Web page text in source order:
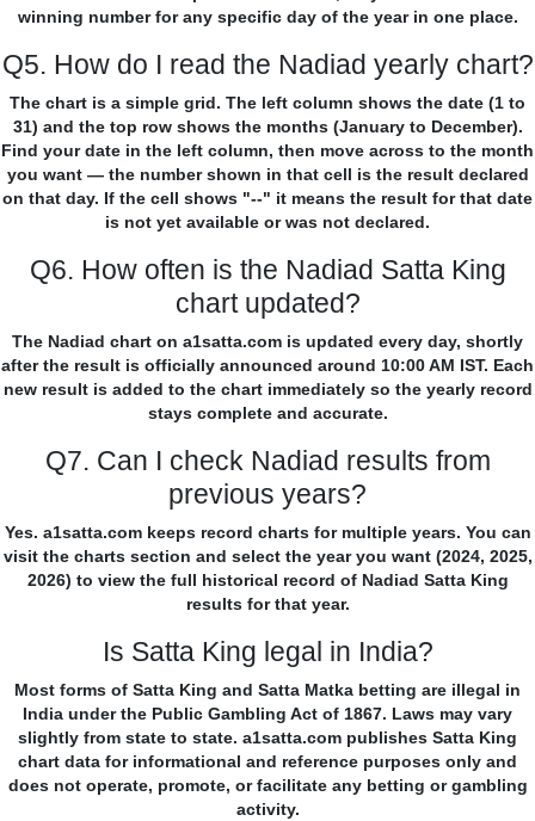
winning number for any specific day of the year in one place.
Q5. How do I read the Nadiad yearly chart?
The chart is a simple grid. The left column shows the date (1 to
31) and the top row shows the months (January to December).
Find your date in the left column, then move across to the month
you want — the number shown in that cell is the result declared
on that day. If the cell shows "--" it means the result for that date
is not yet available or was not declared.
Q6. How often is the Nadiad Satta King
chart updated?
The Nadiad chart on a1satta.com is updated every day, shortly
after the result is officially announced around 10:00 AM IST. Each
new result is added to the chart immediately so the yearly record
stays complete and accurate.
Q7. Can I check Nadiad results from
previous years?
Yes. a1satta.com keeps record charts for multiple years. You can
visit the charts section and select the year you want (2024, 2025,
2026) to view the full historical record of Nadiad Satta King
results for that year.
Is Satta King legal in India?
Most forms of Satta King and Satta Matka betting are illegal in
India under the Public Gambling Act of 1867. Laws may vary
slightly from state to state. a1satta.com publishes Satta King
chart data for informational and reference purposes only and
does not operate, promote, or facilitate any betting or gambling
activity.